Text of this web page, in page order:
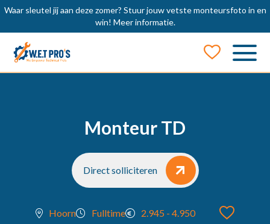
Waar sleutel jij aan deze zomer? Stuur jouw vetste monteursfoto in en
win! Meer informatie.
Monteur TD
Direct solliciteren
Hoorn Fulltime 2.945 - 4.950
Job Alert